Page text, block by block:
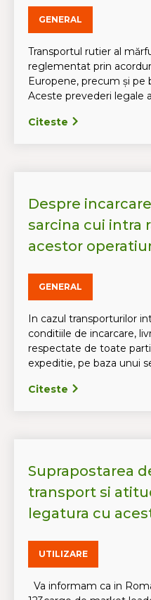
GENERAL
Transportul rutier al
reglementat prin
Europene, precum și pe
Aceste prevederi legale
Citeste
Despre
sarcina cui intra
acestor
GENERAL
In cazul transporturilor
conditiile de incarcare,
respectate de toate
expeditie, pe baza unui
Citeste
Suprapostarea
transport si
legatura cu
UTILIZARE
Va informam ca in